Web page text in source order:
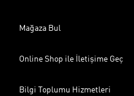
Mağaza Bul
Online Shop ile İletişime Geç
Bilgi Toplumu Hizmetleri